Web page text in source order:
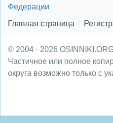
Федерации
Главная страница
© 2004 - 2026
Частичное или полное
округа возможно только с